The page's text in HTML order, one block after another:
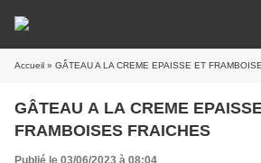
Accueil » GÂTEAU A LA CREME EPAISSE ET
GÂTEAU A LA CREME
FRAMBOISES FRAICHES
Publié le 03/06/2023 à 08:04